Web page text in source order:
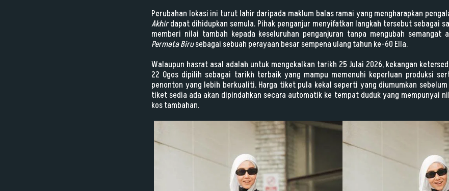
Perubahan lokasi ini turut lahir daripada maklum balas ramai yang mengharapkan
Akhirdapat dihidupkan semula. Pihak penganjur menyifatkan langkah tersebut sebagai
memberi nilai tambah kepada keseluruhan penganjuran tanpa mengubah semangat
Permata Birusebagai sebuah perayaan besar sempena ulang tahun ke-60 Ella.
Walaupun hasrat asal adalah untuk mengekalkan tarikh 25 Julai 2026, kekangan
22 Ogos dipilih sebagai tarikh terbaik yang mampu memenuhi keperluan produksi
penonton yang lebih berkualiti. Harga tiket pula kekal seperti yang diumumkan
tiket sedia ada akan dipindahkan secara automatik ke tempat duduk yang mempunyai
kos tambahan.